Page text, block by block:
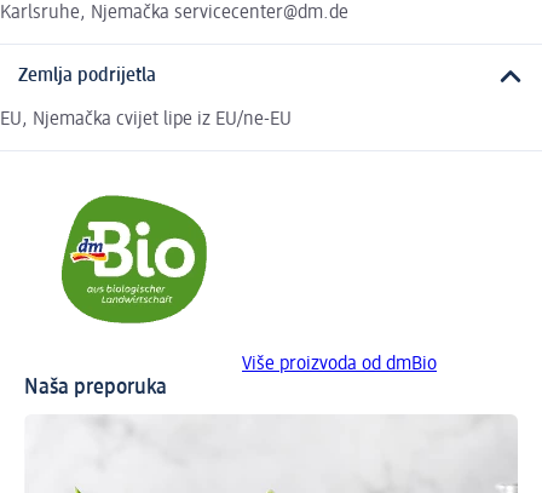
Karlsruhe, Njemačka servicecenter@dm.de
Zemlja podrijetla
EU, Njemačka cvijet lipe iz EU/ne-EU
Više proizvoda od dmBio
Naša preporuka